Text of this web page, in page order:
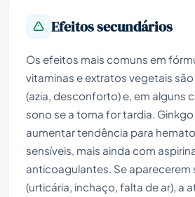
Efeitos secundários
Os efeitos mais comuns em
vitaminas e extratos vegetais
(azia, desconforto) e, em alguns
sono se a toma for tardia.
aumentar tendência para
sensíveis, mais ainda com
anticoagulantes. Se aparecerem
(urticária, inchaço, falta de ar), a